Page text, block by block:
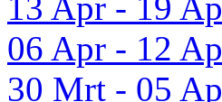
06 Apr - 12
30 Mrt - 05